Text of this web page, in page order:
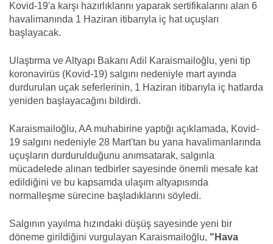
Kovid-19'a karşı hazırlıklarını yaparak sertifikalarını alan 6
havalimanında 1 Haziran itibarıyla iç hat uçuşları
başlayacak.
Ulaştırma ve Altyapı Bakanı Adil Karaismailoğlu, yeni tip
koronavirüs (Kovid-19) salgını nedeniyle mart ayında
durdurulan uçak seferlerinin, 1 Haziran itibarıyla iç hatlarda
yeniden başlayacağını bildirdi.
Karaismailoğlu, AA muhabirine yaptığı açıklamada, Kovid-
19 salgını nedeniyle 28 Mart'tan bu yana havalimanlarında
uçuşların durdurulduğunu anımsatarak, salgınla
mücadelede alınan tedbirler sayesinde önemli mesafe kat
edildiğini ve bu kapsamda ulaşım altyapısında
normalleşme sürecine başladıklarını söyledi.
Salgının yayılma hızındaki düşüş sayesinde yeni bir
döneme girildiğini vurgulayan Karaismailoğlu, "Hava